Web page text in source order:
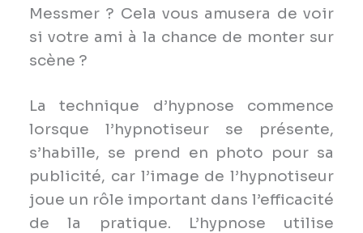
Messmer ? Cela vous amusera de voir
si votre ami à la chance de monter sur
scène ?
La technique d’hypnose commence
lorsque l’hypnotiseur se présente,
s’habille, se prend en photo pour sa
publicité, car l’image de l’hypnotiseur
joue un rôle important dans l’efficacité
de la pratique. L’hypnose utilise